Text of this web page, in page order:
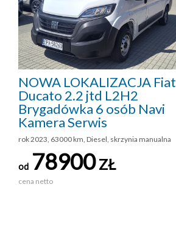
NOWA LOKALIZACJA Fiat
Ducato 2.2 jtd L2H2
Brygadówka 6 osób Navi
Kamera Serwis
rok 2023, 63000 km, Diesel, skrzynia manualna
od 78900ZŁ
cena netto